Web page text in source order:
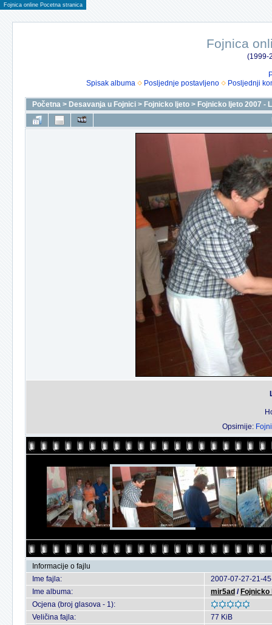
Fojnica online Pocetna stranica
Fojnica
(1999-
Spisak albuma
Posljednje postavljeno Posljednji
Početna > Desavanja u Fojnici > Fojnicko ljeto > Fojnicko ljeto 2007 -
Opsirnije:
Informacije o fajlu
Ime fajla:
2007-07-27-21-
Ime albuma:
mir5ad / Fojnicko
Ocjena (broj glasova - 1):
Veličina fajla:
77 KiB